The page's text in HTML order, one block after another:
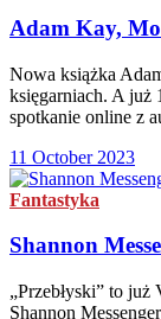
Adam Kay,
Nowa książka
księgarniach. A już
spotkanie online z
11 October 2023
Fantastyka
Shannon
„Przebłyski” to
Shannon